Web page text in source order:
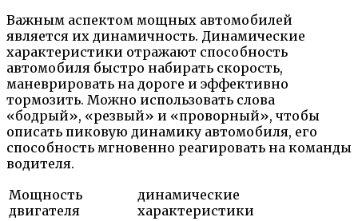
Важным аспектом мощных автомобилей
является их динамичность. Динамические
характеристики отражают способность
автомобиля быстро набирать скорость,
маневрировать на дороге и эффективно
тормозить. Можно использовать слова
«бодрый», «резвый» и «проворный», чтобы
описать пиковую динамику автомобиля, его
способность мгновенно реагировать на команды
водителя.
Мощность
двигателя
динамические
характеристики